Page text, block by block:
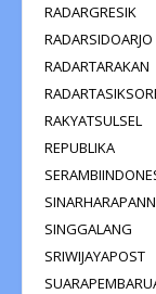
RADARGRESIK
RADARSIDOARJO
RADARTARAKAN
RAKYATSULSEL
REPUBLIKA
SINGGALANG
SRIWIJAYAPOST